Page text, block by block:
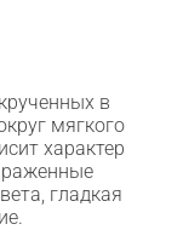
в
мягкого
характер
гладкая